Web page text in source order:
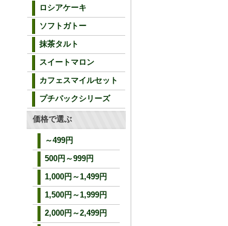
ロシアケーキ
ソフトガトー
抹茶タルト
スイートマロン
カフェスマイルセット
プチパックシリーズ
価格で選ぶ
～499円
500円～999円
1,000円～1,499円
1,500円～1,999円
2,000円～2,499円